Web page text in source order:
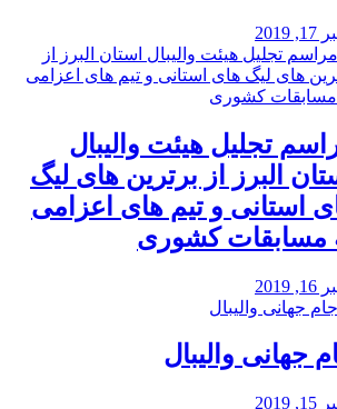
تجلیل هیئت والیبال
البرز از برترین های لیگ
استانی و تیم های اعزامی
مسابقات کشوری
جهانی والیبال